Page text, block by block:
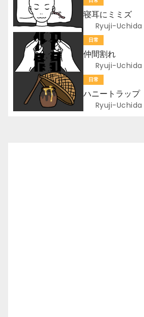
o
k
ビ
ゲ
ー
シ
ョ
ン
寝耳にミミズ
Ryuji-Uchida
日常
仲間割れ
Ryuji-Uchida
日常
ハニートラップ
Ryuji-Uchida